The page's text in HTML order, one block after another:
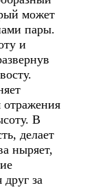
может
пары.
и
отражения
В
делает
ныряет,
за